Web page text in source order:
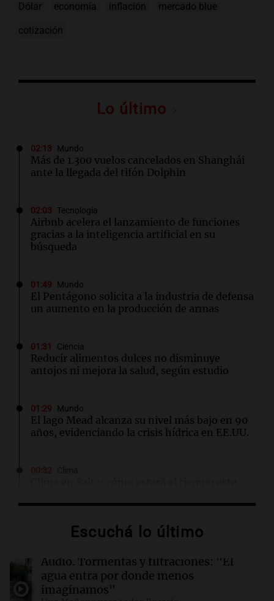
Dólar economía inflación mercado blue
cotización
Lo último
02:13 Mundo
Más de 1.300 vuelos cancelados en Shanghái
ante la llegada del tifón Dolphin
02:03 Tecnología
Airbnb acelera el lanzamiento de funciones
gracias a la inteligencia artificial en su
búsqueda
01:49 Mundo
El Pentágono solicita a la industria de defensa
un aumento en la producción de armas
01:31 Ciencia
Reducir alimentos dulces no disminuye
antojos ni mejora la salud, según estudio
01:29 Mundo
El lago Mead alcanza su nivel más bajo en 90
años, evidenciando la crisis hídrica en EE.UU.
Clima
este domingo 9 de agosto
00:21 Clima
Escuchá lo último
Audio. Tormentas y filtraciones: "El
agua entra por donde menos
imaginamos"